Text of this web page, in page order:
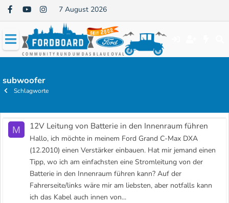
7 August 2026
subwoofer
Schlagworte
M 12V Leitung von Batterie in den Innenraum führen
Hallo, ich möchte in meinem Ford Grand C-Max DXA
(12.2010) einen Verstärker einbauen. Hat mir jemand einen
Tipp, wo ich am einfachsten eine Stromleitung von der
Batterie in den Innenraum führen kann? Auf der
Fahrerseite/links wäre mir am liebsten, aber notfalls kann
ich das Kabel auch innen von...